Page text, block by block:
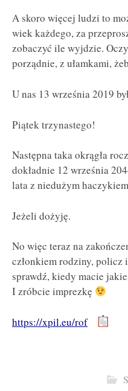
A skoro więcej ludzi to
wiek każdego, za
zobaczyć ile wyjdzie.
porządnie, z ułamkami,
U nas 13 września 2019
Piątek trzynastego!
Następna taka okrągła
dokładnie 12 września
lata z niedużym
Jeżeli dożyję.
No więc teraz na
członkiem rodziny, policz
sprawdź, kiedy macie
I zróbcie imprezkę
https://xpil.eu/rof